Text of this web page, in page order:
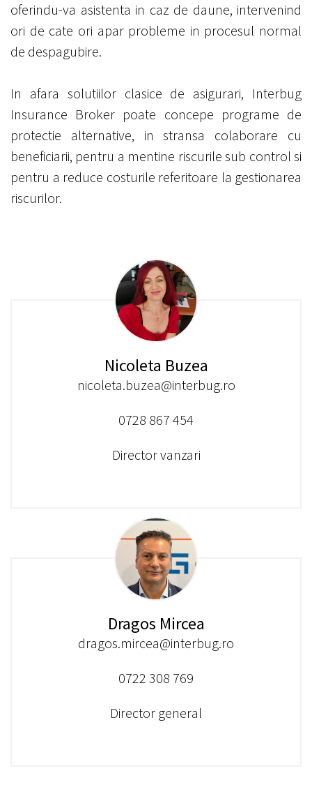
oferindu-va asistenta in caz de daune, intervenind
ori de cate ori apar probleme in procesul normal
de despagubire.
In afara solutiilor clasice de asigurari, Interbug
Insurance Broker poate concepe programe de
protectie alternative, in stransa colaborare cu
beneficiarii, pentru a mentine riscurile sub control si
pentru a reduce costurile referitoare la gestionarea
riscurilor.
Nicoleta Buzea
nicoleta.buzea@interbug.ro
0728 867 454
Director vanzari
Dragos Mircea
dragos.mircea@interbug.ro
0722 308 769
Director general